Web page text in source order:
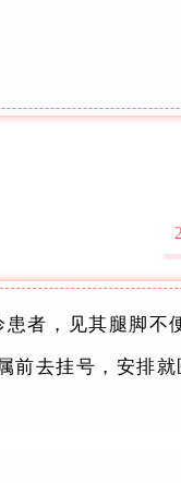
者，见其腿脚
前去挂号，安排就